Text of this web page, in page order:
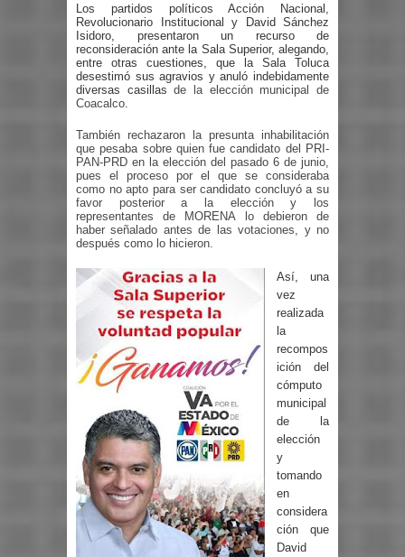
Los partidos políticos Acción Nacional,
Revolucionario Institucional y David Sánchez
Isidoro, presentaron un recurso de
reconsideración ante la Sala Superior, alegando,
entre otras cuestiones, que la Sala Toluca
desestimó sus agravios y anuló indebidamente
diversas casillas de la elección municipal de
Coacalco
También rechazaron la presunta inhabilitación
que pesaba sobre quien fue candidato del PRI-
PAN-PRD en la elección del pasado 6 de junio,
pues el proceso por el que se consideraba
como no apto para ser candidato concluyó a su
favor posterior a la elección y los
representantes de MORENA lo debieron de
haber señalado antes de las votaciones, y no
después como lo hicieron.
Así, una
vez
realizada
la
recompos
ición del
cómputo
municipal
de la
elección
y
tomando
en
considera
ción que
David